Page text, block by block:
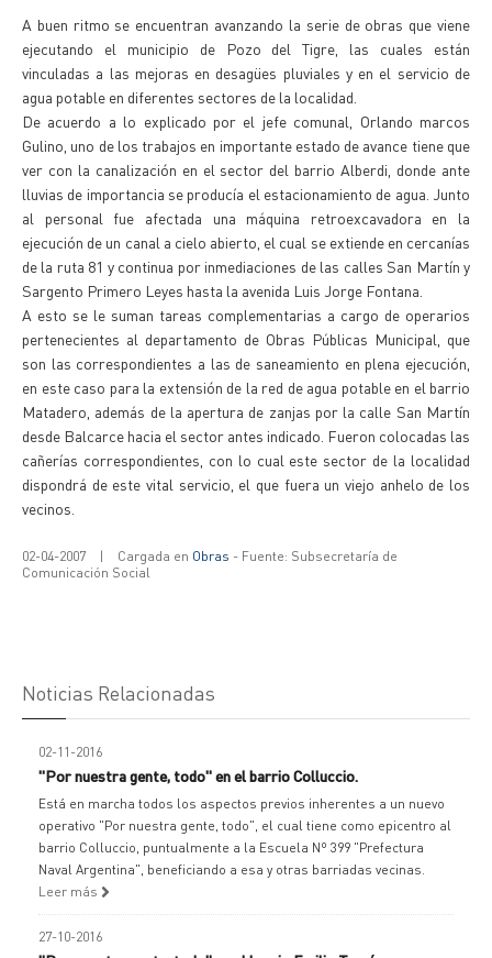
A buen ritmo se encuentran avanzando la serie de obras que viene
ejecutando el municipio de Pozo del Tigre, las cuales están
vinculadas a las mejoras en desagües pluviales y en el servicio de
agua potable en diferentes sectores de la localidad.
De acuerdo a lo explicado por el jefe comunal, Orlando marcos
Gulino, uno de los trabajos en importante estado de avance tiene que
ver con la canalización en el sector del barrio Alberdi, donde ante
lluvias de importancia se producía el estacionamiento de agua. Junto
al personal fue afectada una máquina retroexcavadora en la
ejecución de un canal a cielo abierto, el cual se extiende en cercanías
de la ruta 81 y continua por inmediaciones de las calles San Martín y
Sargento Primero Leyes hasta la avenida Luis Jorge Fontana.
A esto se le suman tareas complementarias a cargo de operarios
pertenecientes al departamento de Obras Públicas Municipal, que
son las correspondientes a las de saneamiento en plena ejecución,
en este caso para la extensión de la red de agua potable en el barrio
Matadero, además de la apertura de zanjas por la calle San Martín
desde Balcarce hacia el sector antes indicado. Fueron colocadas las
cañerías correspondientes, con lo cual este sector de la localidad
dispondrá de este vital servicio, el que fuera un viejo anhelo de los
vecinos.
02-04-2007 | Cargada en Obras - Fuente: Subsecretaría de
Comunicación Social
Noticias Relacionadas
02-11-2016
"Por nuestra gente, todo" en el barrio Colluccio.
Está en marcha todos los aspectos previos inherentes a un nuevo
operativo "Por nuestra gente, todo", el cual tiene como epicentro al
barrio Colluccio, puntualmente a la Escuela Nº 399 "Prefectura
Naval Argentina", beneficiando a esa y otras barriadas vecinas.
Leer más
27-10-2016